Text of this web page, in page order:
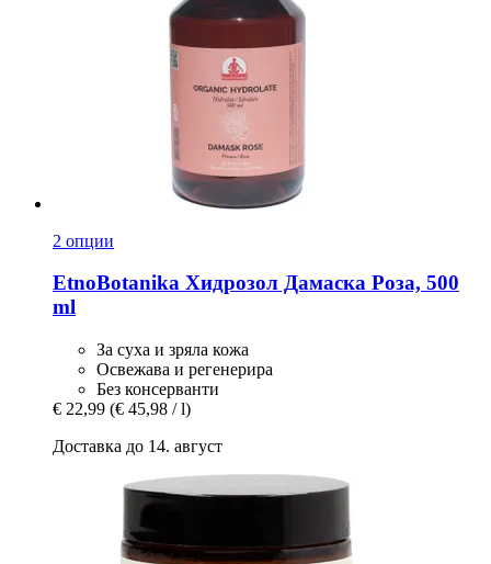
2 опции
EtnoBotanika Хидрозол Дамаска Роза, 500
ml
За суха и зряла кожа
Освежава и регенерира
Без консерванти
€ 22,99 (€ 45,98 / l)
Доставка до 14. август